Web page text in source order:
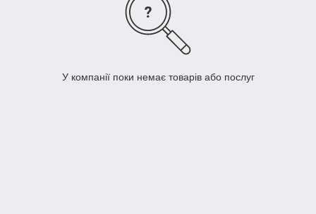
У компанії поки немає товарів або послуг